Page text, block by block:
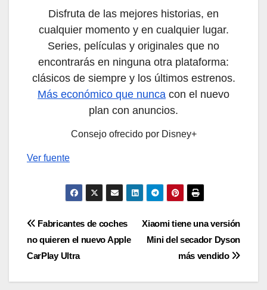
Disfruta de las mejores historias, en
cualquier momento y en cualquier lugar.
Series, películas y originales que no
encontrarás en ninguna otra plataforma:
clásicos de siempre y los últimos estrenos.
Más económico que nunca con el nuevo
plan con anuncios.
Consejo ofrecido por Disney+
Ver fuente
Navegación
de
entradas
Xiaomi tiene una versión
Mini del secador Dyson
más vendido
Fabricantes de coches
no quieren el nuevo Apple
CarPlay Ultra